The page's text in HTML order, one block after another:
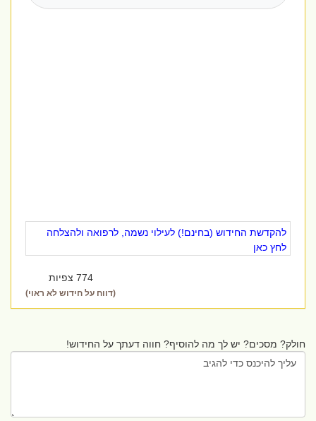
להקדשת החידוש (בחינם!) לעילוי נשמה, לרפואה ולהצלחה
לחץ כאן
774 צפיות
(דווח על חידוש לא ראוי)
חולק? מסכים? יש לך מה להוסיף? חווה דעתך על החידוש!